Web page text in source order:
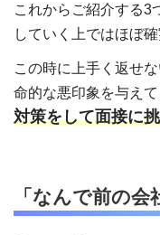
これからご紹介する3
していく上ではほぼ
この時に上手く返せ
命的な悪印象を与え
対策をして面接に
「なんで前の会